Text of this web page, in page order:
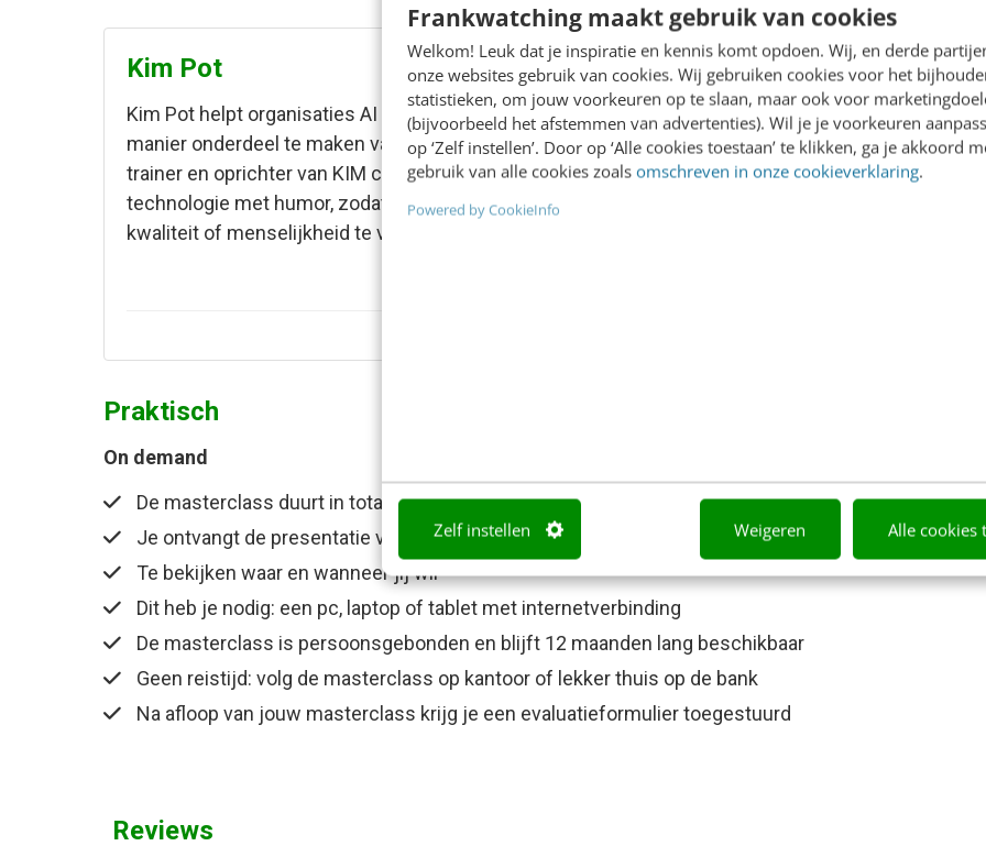
Frankwatching maakt gebruik van cookies
Welkom! Leuk dat je inspiratie en kennis komt opdoen. Wij, en derde
onze websites gebruik van cookies. Wij gebruiken cookies voor het
statistieken, om jouw voorkeuren op te slaan, maar ook voor
(bijvoorbeeld het afstemmen van advertenties). Wil je je voorkeuren
op ‘Zelf instellen’. Door op ‘Alle cookies toestaan’ te klikken, ga je akkoord
gebruik van alle cookies zoals omschreven in onze cookieverklaring.
Powered by CookieInfo
Zelf instellen Weigeren Alle cookies
Kim Pot
Kim Pot helpt organisaties AI op een slimme en menselijke
manier onderdeel te maken van goed werk. Als auteur, spreker,
trainer en oprichter van KIM combineert zij een nuchtere blik op
technologie met humor, zodat teams AI effectief inzetten zonder
kwaliteit of menselijkheid te verliezen.
Praktisch
On demand
De masterclass duurt in totaal 2,5 uur
Je ontvangt de presentatie van de trainer en de opname van de masterclass in je mailbox
Te bekijken waar en wanneer jij wil
Dit heb je nodig: een pc, laptop of tablet met internetverbinding
De masterclass is persoonsgebonden en blijft 12 maanden lang beschikbaar
Geen reistijd: volg de masterclass op kantoor of lekker thuis op de bank
Na afloop van jouw masterclass krijg je een evaluatieformulier toegestuurd
Reviews